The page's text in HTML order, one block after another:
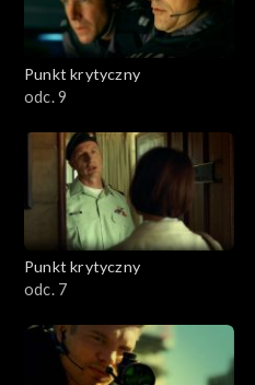
Punkt krytyczny
odc. 9
Punkt krytyczny
odc. 7